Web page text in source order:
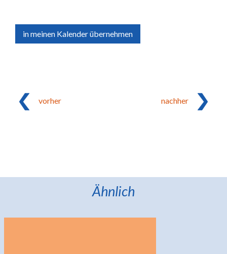
in meinen Kalender übernehmen
vorher nachher
Ähnlich